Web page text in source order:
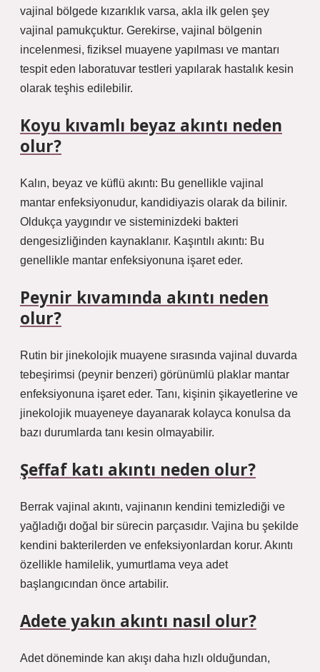
vajinal bölgede kızarıklık varsa, akla ilk gelen şey
vajinal pamukçuktur. Gerekirse, vajinal bölgenin
incelenmesi, fiziksel muayene yapılması ve mantarı
tespit eden laboratuvar testleri yapılarak hastalık kesin
olarak teşhis edilebilir.
Koyu kıvamlı beyaz akıntı neden
olur?
Kalın, beyaz ve küflü akıntı: Bu genellikle vajinal
mantar enfeksiyonudur, kandidiyazis olarak da bilinir.
Oldukça yaygındır ve sisteminizdeki bakteri
dengesizliğinden kaynaklanır. Kaşıntılı akıntı: Bu
genellikle mantar enfeksiyonuna işaret eder.
Peynir kıvamında akıntı neden
olur?
Rutin bir jinekolojik muayene sırasında vajinal duvarda
tebeşirimsi (peynir benzeri) görünümlü plaklar mantar
enfeksiyonuna işaret eder. Tanı, kişinin şikayetlerine ve
jinekolojik muayeneye dayanarak kolayca konulsa da
bazı durumlarda tanı kesin olmayabilir.
Şeffaf katı akıntı neden olur?
Berrak vajinal akıntı, vajinanın kendini temizlediği ve
yağladığı doğal bir sürecin parçasıdır. Vajina bu şekilde
kendini bakterilerden ve enfeksiyonlardan korur. Akıntı
özellikle hamilelik, yumurtlama veya adet
başlangıcından önce artabilir.
Adete yakın akıntı nasıl olur?
Adet döneminde kan akışı daha hızlı olduğundan,